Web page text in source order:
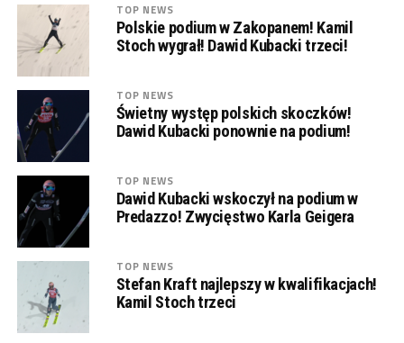
TOP NEWS
Polskie podium w Zakopanem! Kamil
Stoch wygrał! Dawid Kubacki trzeci!
TOP NEWS
Świetny występ polskich skoczków!
Dawid Kubacki ponownie na podium!
TOP NEWS
Dawid Kubacki wskoczył na podium w
Predazzo! Zwycięstwo Karla Geigera
TOP NEWS
Stefan Kraft najlepszy w kwalifikacjach!
Kamil Stoch trzeci